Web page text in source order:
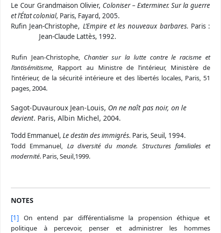
Le Cour Grandmaison Olivier, Coloniser – Exterminer. Sur la guerre
et l’État colonial, Paris, Fayard, 2005.
Rufin Jean-Christophe, L’Empire et les nouveaux barbares. Paris :
Jean-Claude Lattès, 1992.
Rufin Jean-Christophe, Chantier sur la lutte contre le racisme et
l’antisémitisme, Rapport au Ministre de l’intérieur, Ministère de
l’intérieur, de la sécurité intérieure et des libertés locales, Paris, 51
pages, 2004.
Sagot-Duvauroux Jean-Louis, On ne naît pas noir, on le
devient. Paris, Albin Michel, 2004.
Todd Emmanuel, Le destin des immigrés. Paris, Seuil, 1994.
Todd Emmanuel, La diversité du monde. Structures familiales et
modernité. Paris, Seuil,1999.
NOTES
[1] On entend par différentialisme la propension éthique et
politique à percevoir, penser et administrer les hommes